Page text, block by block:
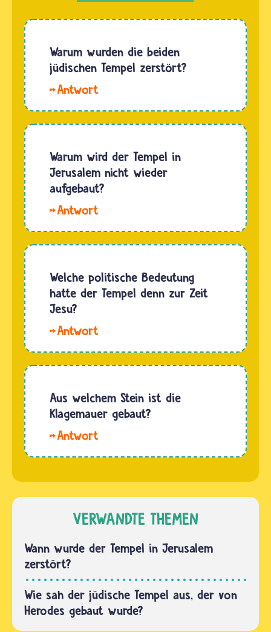
Warum wurden die beiden
jüdischen Tempel zerstört?
Judentum
gibt es
verschiedene
Erklärungen
dazu,
warum
der
Tempel in
vor mehr
als
2000…
Warum wird der Tempel in
Jerusalem nicht wieder
aufgebaut?
Jüdinnen
Juden
hoffen
darauf,
Tempel
eines
Tages
steht
und sie
darin
Welche politische Bedeutung
hatte der Tempel denn zur Zeit
Jesu?
Tempel
erster
Linie
immer
das
religiöse
In ihm
Jüdinnen
und…
Aus welchem Stein ist die
Klagemauer gebaut?
in
Jerusalem
besteht
größten
Teil aus
mächtigen
weißen
Kalksteinblöcken.
VERWANDTE THEMEN
Wann wurde der Tempel in Jerusalem
zerstört?
Wie sah der jüdische Tempel aus, der von
Herodes gebaut wurde?